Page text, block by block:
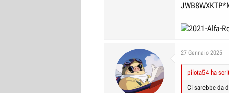
27 Gennaio 2025
pilota54 ha
Ci sarebbe da